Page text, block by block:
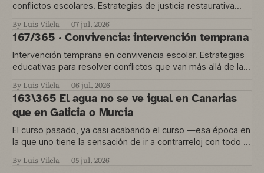
conflictos escolares. Estrategias de justicia restaurativa
By Luis Vilela 07 jul. 2026
167/365 · Convivencia: intervención temprana
Intervención temprana en convivencia escolar. Estrategias
educativas para resolver conflictos que van más allá de las
By Luis Vilela 06 jul. 2026
163\365 El agua no se ve igual en Canarias
que en Galicia o Murcia
El curso pasado, ya casi acabando el curso —esa época en
la que uno tiene la sensación de ir a contrarreloj con todo lo
proyecto que está en marcha ahora. Una convocatoria de
By Luis Vilela 05 jul. 2026